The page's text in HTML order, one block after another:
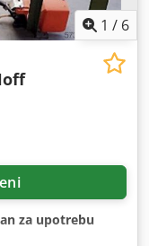
1 / 6
za upotrebu